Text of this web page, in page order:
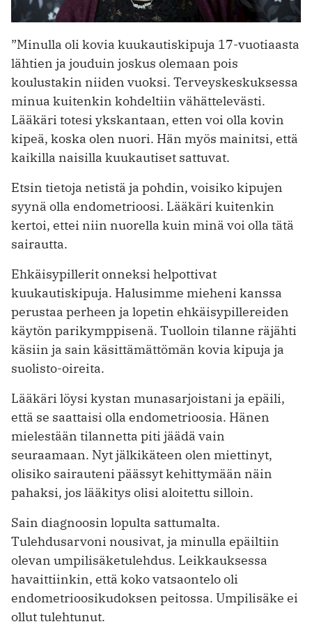
”Minulla oli kovia kuukautiskipuja 17-vuotiaasta
lähtien ja jouduin joskus olemaan pois
koulustakin niiden vuoksi. Terveyskeskuksessa
minua kuitenkin kohdeltiin vähättelevästi.
Lääkäri totesi ykskantaan, etten voi olla kovin
kipeä, koska olen nuori. Hän myös mainitsi, että
kaikilla naisilla kuukautiset sattuvat.
Etsin tietoja netistä ja pohdin, voisiko kipujen
syynä olla endometrioosi. Lääkäri kuitenkin
kertoi, ettei niin nuorella kuin minä voi olla tätä
sairautta.
Ehkäisypillerit onneksi helpottivat
kuukautiskipuja. Halusimme mieheni kanssa
perustaa perheen ja lopetin ehkäisypillereiden
käytön parikymppisenä. Tuolloin tilanne räjähti
käsiin ja sain käsittämättömän kovia kipuja ja
suolisto-oireita.
Lääkäri löysi kystan munasarjoistani ja epäili,
että se saattaisi olla endometrioosia. Hänen
mielestään tilannetta piti jäädä vain
seuraamaan. Nyt jälkikäteen olen miettinyt,
olisiko sairauteni päässyt kehittymään näin
pahaksi, jos lääkitys olisi aloitettu silloin.
Sain diagnoosin lopulta sattumalta.
Tulehdusarvoni nousivat, ja minulla epäiltiin
olevan umpilisäketulehdus. Leikkauksessa
havaittiinkin, että koko vatsaontelo oli
endometrioosikudoksen peitossa. Umpilisäke ei
ollut tulehtunut.